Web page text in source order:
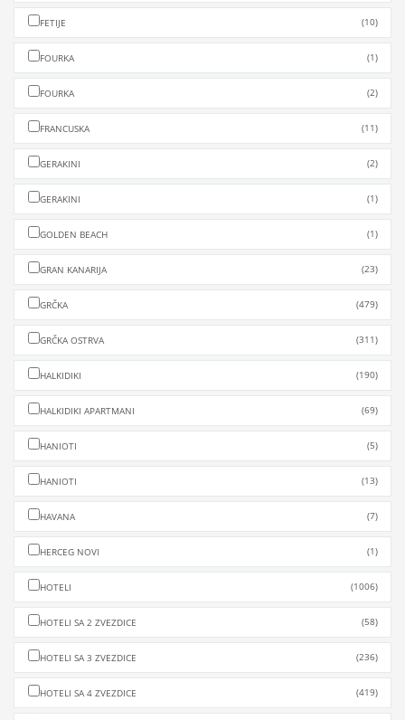
FETIJE (10)
FOURKA (1)
FOURKA (2)
FRANCUSKA (11)
GERAKINI (2)
GERAKINI (1)
GOLDEN BEACH (1)
GRAN KANARIJA (23)
GRČKA (479)
GRČKA OSTRVA (311)
HALKIDIKI (190)
HALKIDIKI APARTMANI (69)
HANIOTI (5)
HANIOTI (13)
HAVANA (7)
HERCEG NOVI (1)
HOTELI (1006)
HOTELI SA 2 ZVEZDICE (58)
HOTELI SA 3 ZVEZDICE (236)
HOTELI SA 4 ZVEZDICE (419)